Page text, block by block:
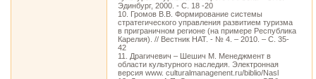
Эдинбург, 2000. - С. 18 -20
10. Громов В.В. Формирование системы
стратегического управления развитием туризма
в приграничном регионе (на примере Республика
Карелия). // Вестник НАТ. - № 4. – 2010. – С. 35-
42
11. Драгичевич – Шешич М. Менеджмент в
области культурного наследия. Электронная
версия www. culturalmanagenent.ru/biblio/Nasl